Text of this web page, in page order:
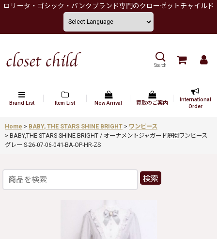
ロリータ・ゴシック・パンクブランド専門のクローゼットチャイルド
Search
Brand List Item List New Arrival 買取のご案内
International
Order
Home > BABY, THE STARS SHINE BRIGHT > ワンピース
> BABY,THE STARS SHINE BRIGHT / オーナメントジャガード庭園ワンピース
グレー S-26-07-06-041-BA-OP-HR-ZS
検索